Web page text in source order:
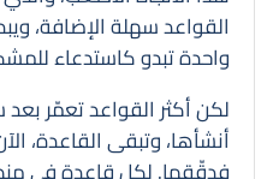
القواعد سهلة الإضافة،
واحدة تبدو كاستدعاء
لكن أكثر القواعد تعمّر
أنشأها، وتبقى القاعدة،
فدقّقها. لكل قاعدة في